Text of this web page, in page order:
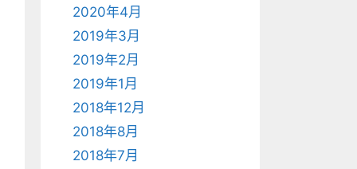
2020年4月
2019年3月
2019年2月
2019年1月
2018年12月
2018年8月
2018年7月